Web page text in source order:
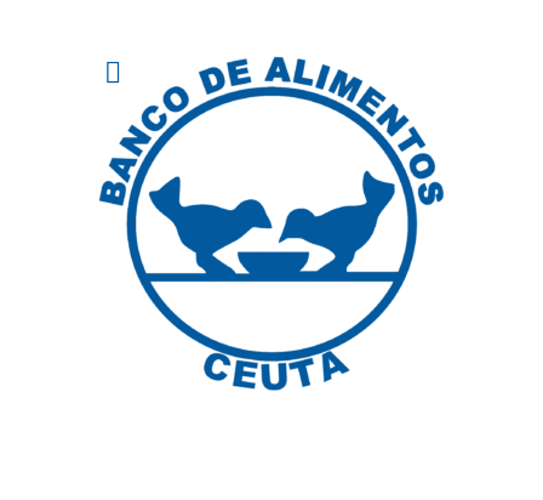
"El éxito es la suma
de pequeños
esfuerzos repetidos
día tras día."